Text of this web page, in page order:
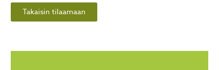
Takaisin tilaamaan